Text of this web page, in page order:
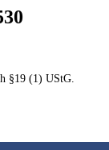
§19 (1) UStG.